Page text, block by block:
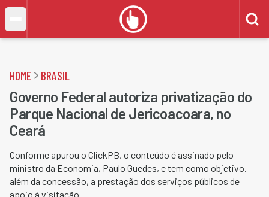
HOME BRASIL
Governo Federal autoriza privatização do
Parque Nacional de Jericoacoara, no
Ceará
Conforme apurou o ClickPB, o conteúdo é assinado pelo
ministro da Economia, Paulo Guedes, e tem como objetivo.
além da concessão, a prestação dos serviços públicos de
apoio à visitação